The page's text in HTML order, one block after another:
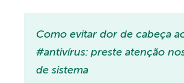
Como evitar dor de cabeça
#antivírus: preste atenção
de sistema